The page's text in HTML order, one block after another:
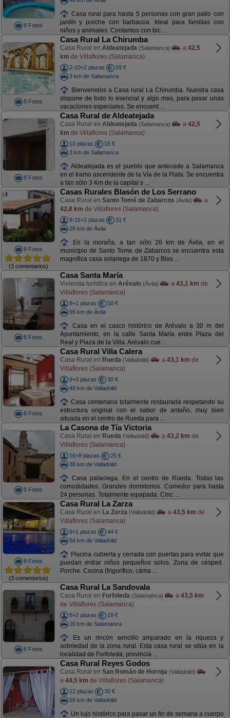
8 Fotos
Casa rural para hasta 5 personas con gran patio con
jardín y porche con barbacoa. Ideal para familias con
niños y animales. Contamos con bic ...
8 Fotos
Casa Rural La Chirumba
Casa Rural en Aldeatejada (Salamanca) a 42,5
km de Villaflores (Salamanca)
2-10+2 plazas
59 €
3 km de Salamanca
Bienvenidos a Casa rural La Chirumba. Nuestra casa
dispone de todo lo esencial y algo mas, para pasar unas
vacaciones especiales. Se encuent ...
8 Fotos
Casa Rural de Aldeatejada
Casa Rural en Aldeatejada (Salamanca) a 42,5
km de Villaflores (Salamanca)
10 plazas
15 €
3 km de Salamanca
Aldeatejada es el pueblo que antecede a Salamanca
en el tramo ascendente de la Vía de la Plata. Se encuentra
a tan sólo 3 Km de la capital s ...
8 Fotos
(3 comentarios)
Casas Rurales Blasón de Los Serrano
Casa Rural en Santo Tomé de Zabarcos (Ávila)
a
42,8 km de Villaflores (Salamanca)
8-16+2 plazas
31 €
26 km de Ávila
En la moraña, a tan sólo 26 km de Ávila, en el
municipio de Santo Tome de Zabarcos se encuentra esta
magnífica casa solariega de 1870 y Blas ...
8 Fotos
Casa Santa María
Vivienda turística en Arévalo (Ávila) a 43,1 km de
Villaflores (Salamanca)
8+1 plazas
50 €
55 km de Ávila
Casa en el casco histórico de Arévalo a 30 m del
Ayuntamiento, en la calle Santa María entre Plaza del
Real y Plaza de la Villa. Arévalo cue ...
8 Fotos
Casa Rural Villa Calera
Casa Rural en Rueda (Valladolid) a 43,1 km de
Villaflores (Salamanca)
8+3 plazas
30 €
40 km de Valladolid
Casa centenaria totalmente restaurada respetando su
estructura original con el sabor de antaño, muy bien
situada en el centro de Rueda para ...
8 Fotos
La Casona de Tía Victoria
Casa Rural en Rueda (Valladolid) a 43,2 km de
Villaflores (Salamanca)
16+8 plazas
25 €
38 km de Valladolid
Casa palaciega. En el centro de Rueda. Todas las
comodidades. Grandes dormitorios. Comedor para hasta
24 personas. Totalmente equipada. Cinc ...
8 Fotos
(3 comentarios)
Casa Rural La Zarza
Casa Rural en La Zarza (Valladolid) a 43,5 km de
Villaflores (Salamanca)
8+1 plazas
44 €
54 km de Valladolid
Piscina cubierta y cerrada con puertas para evitar que
puedan entrar niños pequeños solos. Zona de césped.
Porche. Cocina (frigorífico, cáma ...
8 Fotos
Casa Rural La Sandovala
Casa Rural en Forfoleda (Salamanca) a 43,5 km
de Villaflores (Salamanca)
8+2 plazas
19 €
20 km de Salamanca
Es un rincón sencillo amparado en la riqueza y
sobriedad de la zona rural. Esta casa rural se sitúa en la
localidad de Forfoleda, provincia ...
Casa Rural Reyes Godos
Casa Rural en San Román de Hornija (Valladolid)
a 44,5 km de Villaflores (Salamanca)
12 plazas
30 €
50 km de Valladolid
Un lujo histórico para pasar un fin de semana a cuerpo